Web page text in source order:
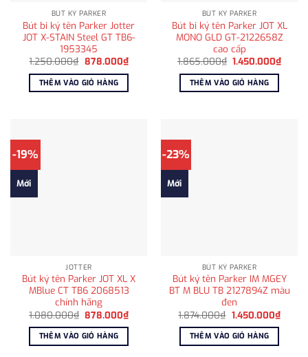
BÚT KÝ PARKER
Bút bi ký tên Parker Jotter
JOT X-STAIN Steel GT TB6-
1953345
1.250.000₫ Giá
là:
1.250.000₫.
878.000₫Giá
hiện
878.000₫.
THÊM VÀO GIỎ HÀNG
BÚT KÝ PARKER
Bút bi ký tên Parker JOT XL
MONO GLD GT-2122658Z
cao cấp
1.865.000₫ Giá
là:
1.865.000₫.
1.450.000₫Giá
hiện
THÊM VÀO GIỎ HÀNG
-19%
Mới
JOTTER
Bút ký tên Parker JOT XL X
MBlue CT TB6 2068513
chính hãng
1.080.000₫ Giá
là:
1.080.000₫.
878.000₫Giá
hiện
878.000₫.
THÊM VÀO GIỎ HÀNG
-23%
Mới
BÚT KÝ PARKER
Bút ký tên Parker IM MGEY
BT M BLU TB 2127894Z màu
đen
1.874.000₫ Giá
là:
1.874.000₫.
1.450.000₫Giá
hiện
THÊM VÀO GIỎ HÀNG